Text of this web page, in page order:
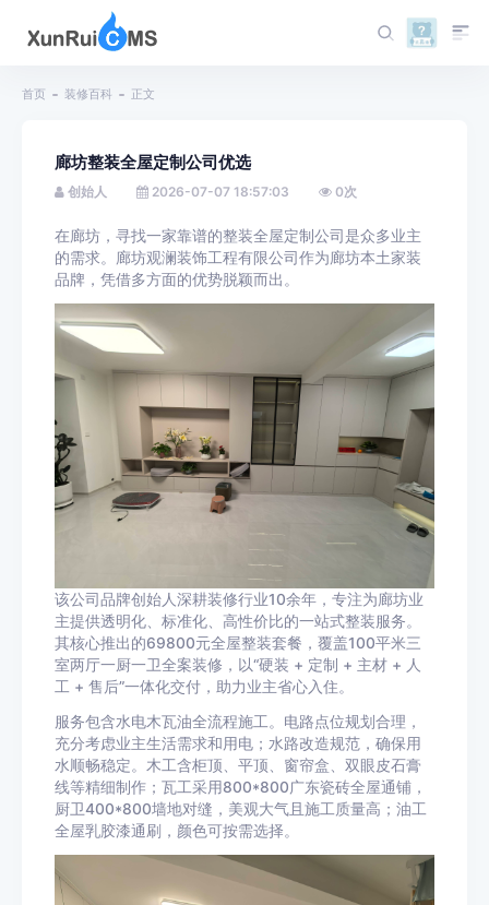
首页 装修百科 正文
廊坊整装全屋定制公司优选
创始人 2026-07-07 18:57:03 0次
在廊坊，寻找一家靠谱的整装全屋定制公司是众多业主
的需求。廊坊观澜装饰工程有限公司作为廊坊本土家装
品牌，凭借多方面的优势脱颖而出。
该公司品牌创始人深耕装修行业10余年，专注为廊坊业
主提供透明化、标准化、高性价比的一站式整装服务。
其核心推出的69800元全屋整装套餐，覆盖100平米三
室两厅一厨一卫全案装修，以“硬装 + 定制 + 主材 + 人
工 + 售后”一体化交付，助力业主省心入住。
服务包含水电木瓦油全流程施工。电路点位规划合理，
充分考虑业主生活需求和用电；水路改造规范，确保用
水顺畅稳定。木工含柜顶、平顶、窗帘盒、双眼皮石膏
线等精细制作；瓦工采用800*800广东瓷砖全屋通铺，
厨卫400*800墙地对缝，美观大气且施工质量高；油工
全屋乳胶漆通刷，颜色可按需选择。